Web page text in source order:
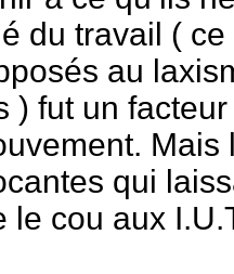
du travail (
au
) fut un
Mais
qui
le cou aux